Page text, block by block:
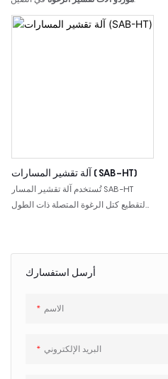
أرسل استفسارك
الاسم
البريد الإلكتروني
آلة تقشير المسارات (SAB-HT)
تُستخدم آلة تقشير المسار SAB-HT
لتقطيع كتل الرغوة المتصلة ذات الطول
الضغط.